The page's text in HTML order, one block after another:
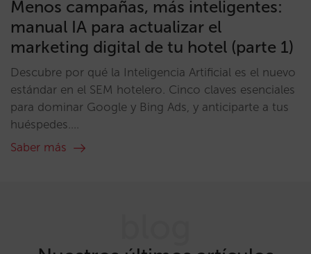
Menos campañas, más inteligentes:
manual IA para actualizar el
marketing digital de tu hotel (parte 1)
Descubre por qué la Inteligencia Artificial es el nuevo
estándar en el SEM hotelero. Cinco claves esenciales
para dominar Google y Bing Ads, y anticiparte a tus
huéspedes....
Saber más